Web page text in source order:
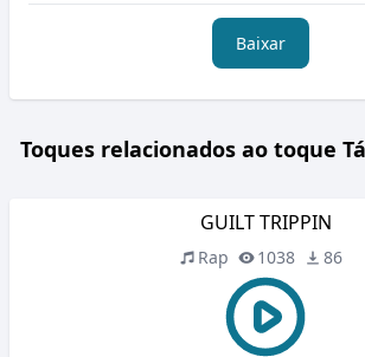
Baixar
Toques relacionados ao toque
GUILT TRIPPIN
Rap 1038 86